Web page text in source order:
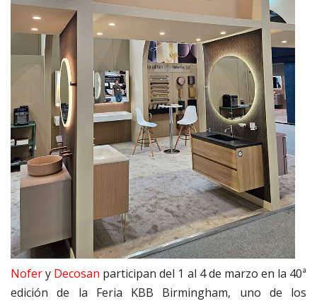
Nofery Decosan participan del 1 al 4 de marzo en la 40ª
edición de la Feria KBB Birmingham, uno de los